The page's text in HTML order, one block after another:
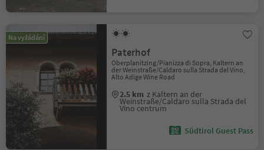
Na vyžádání
Paterhof
Oberplanitzing/Pianizza di Sopra, Kaltern an
der Weinstraße/Caldaro sulla Strada del Vino,
Alto Adige Wine Road
2.5 km z Kaltern an der
Weinstraße/Caldaro sulla Strada del
Vino centrum
Südtirol Guest Pass